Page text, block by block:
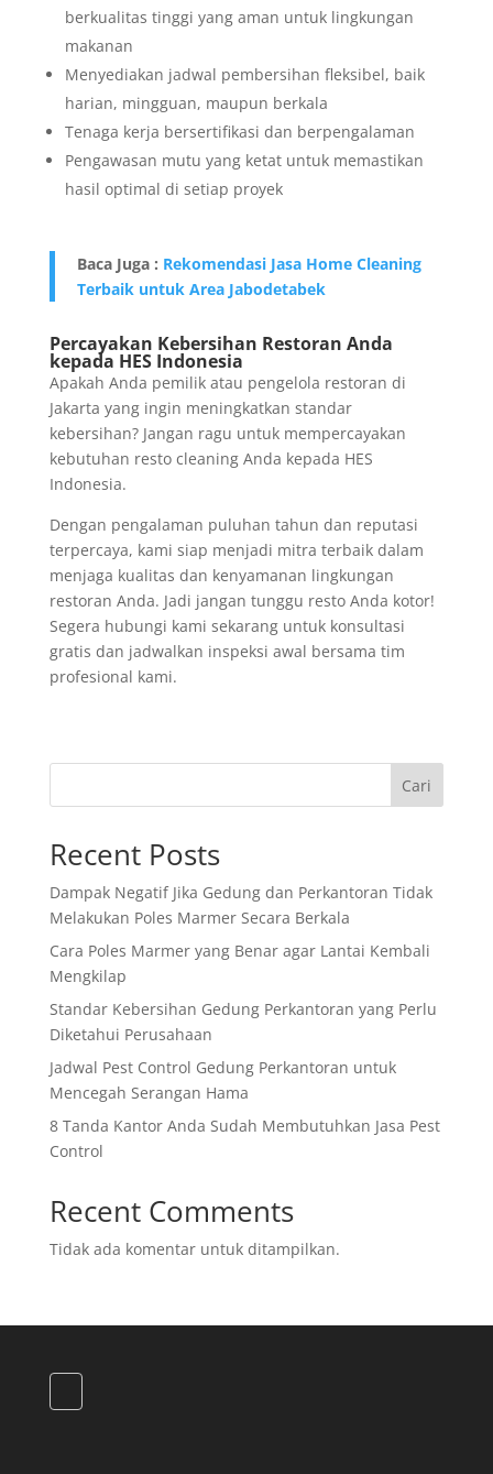
berkualitas tinggi yang aman untuk lingkungan
makanan
Menyediakan jadwal pembersihan fleksibel, baik
harian, mingguan, maupun berkala
Tenaga kerja bersertifikasi dan berpengalaman
Pengawasan mutu yang ketat untuk memastikan
hasil optimal di setiap proyek
Baca Juga : Rekomendasi Jasa Home Cleaning
Terbaik untuk Area Jabodetabek
Percayakan Kebersihan Restoran Anda
kepada HES Indonesia
Apakah Anda pemilik atau pengelola restoran di
Jakarta yang ingin meningkatkan standar
kebersihan? Jangan ragu untuk mempercayakan
kebutuhan resto cleaning Anda kepada HES
Indonesia.
Dengan pengalaman puluhan tahun dan reputasi
terpercaya, kami siap menjadi mitra terbaik dalam
menjaga kualitas dan kenyamanan lingkungan
restoran Anda. Jadi jangan tunggu resto Anda kotor!
Segera hubungi kami sekarang untuk konsultasi
gratis dan jadwalkan inspeksi awal bersama tim
profesional kami.
Cari
Recent Posts
Dampak Negatif Jika Gedung dan Perkantoran Tidak
Melakukan Poles Marmer Secara Berkala
Cara Poles Marmer yang Benar agar Lantai Kembali
Mengkilap
Standar Kebersihan Gedung Perkantoran yang Perlu
Diketahui Perusahaan
Jadwal Pest Control Gedung Perkantoran untuk
Mencegah Serangan Hama
8 Tanda Kantor Anda Sudah Membutuhkan Jasa Pest
Control
Recent Comments
Tidak ada komentar untuk ditampilkan.